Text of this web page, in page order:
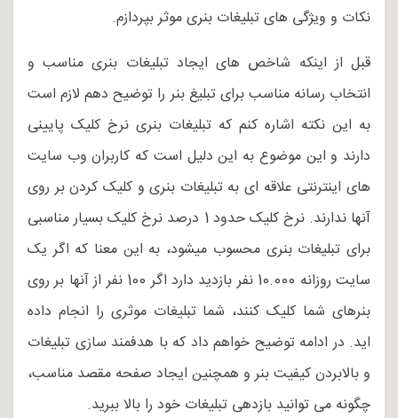
نکات و ویژگی های تبلیغات بنری موثر بپردازم.
قبل از اینکه شاخص های ایجاد تبلیغات بنری مناسب و
انتخاب رسانه مناسب برای تبلیغ بنر را توضیح دهم لازم است
به این نکته اشاره کنم که تبلیغات بنری نرخ کلیک پایینی
دارند و این موضوع به این دلیل است که کاربران وب سایت
های اینترنتی علاقه ای به تبلیغات بنری و کلیک کردن بر روی
آنها ندارند. نرخ کلیک حدود 1 درصد نرخ کلیک بسیار مناسبی
برای تبلیغات بنری محسوب میشود، به این معنا که اگر یک
سایت روزانه 10.000 نفر بازدید دارد اگر 100 نفر از آنها بر روی
بنرهای شما کلیک کنند، شما تبلیغات موثری را انجام داده
اید. در ادامه توضیح خواهم داد که با هدفمند سازی تبلیغات
و بالابردن کیفیت بنر و همچنین ایجاد صفحه مقصد مناسب،
چگونه می توانید بازدهی تبلیغات خود را بالا ببرید.